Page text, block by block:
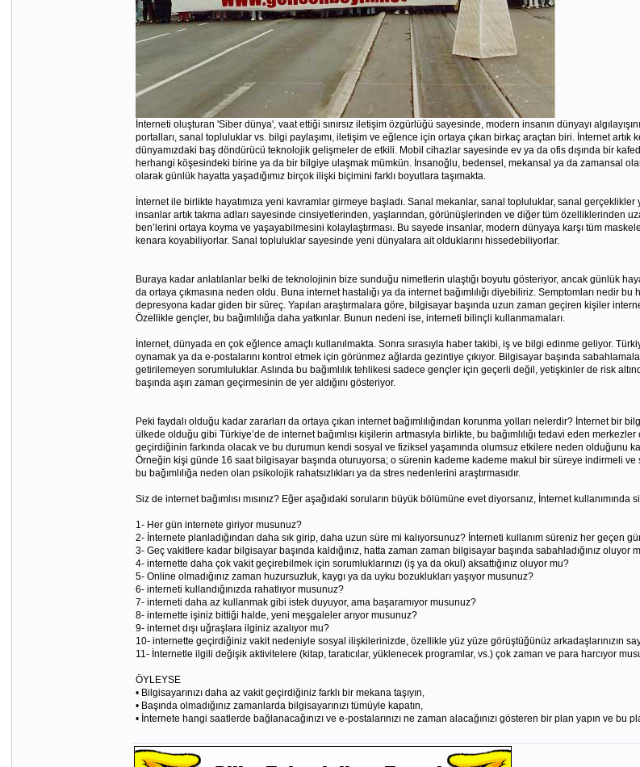
İnterneti oluşturan 'Siber dünya', vaat ettiği sınırsız iletişim özgürlüğü sayesinde, modern insanın dünyayı
portalları, sanal topluluklar vs. bilgi paylaşımı, iletişim ve eğlence için ortaya çıkan birkaç araçtan biri. İnternet
dünyamızdaki baş döndürücü teknolojik gelişmeler de etkili. Mobil cihazlar sayesinde ev ya da ofis dışında bir
herhangi köşesindeki birine ya da bir bilgiye ulaşmak mümkün. İnsanoğlu, bedensel, mekansal ya da zamansal
olarak günlük hayatta yaşadığımız birçok ilişki biçimini farklı boyutlara taşımakta.
İnternet ile birlikte hayatımıza yeni kavramlar girmeye başladı. Sanal mekanlar, sanal topluluklar, sanal
insanlar artık takma adları sayesinde cinsiyetlerinden, yaşlarından, görünüşlerinden ve diğer tüm özelliklerinden
ben’lerini ortaya koyma ve yaşayabilmesini kolaylaştırması. Bu sayede insanlar, modern dünyaya karşı tüm
kenara koyabiliyorlar. Sanal topluluklar sayesinde yeni dünyalara ait olduklarını hissedebiliyorlar.
Buraya kadar anlatılanlar belki de teknolojinin bize sunduğu nimetlerin ulaştığı boyutu gösteriyor, ancak günlük
da ortaya çıkmasına neden oldu. Buna internet hastalığı ya da internet bağımlılığı diyebiliriz. Semptomları nedir
depresyona kadar giden bir süreç. Yapılan araştırmalara göre, bilgisayar başında uzun zaman geçiren kişiler
Özellikle gençler, bu bağımlılığa daha yatkınlar. Bunun nedeni ise, interneti bilinçli kullanmamaları.
İnternet, dünyada en çok eğlence amaçlı kullanılmakta. Sonra sırasıyla haber takibi, iş ve bilgi edinme geliyor.
oynamak ya da e-postalarını kontrol etmek için görünmez ağlarda gezintiye çıkıyor. Bilgisayar başında
getirilemeyen sorumluluklar. Aslında bu bağımlılık tehlikesi sadece gençler için geçerli değil, yetişkinler de risk
başında aşırı zaman geçirmesinin de yer aldığını gösteriyor.
Peki faydalı olduğu kadar zararları da ortaya çıkan internet bağımlılığından korunma yolları nelerdir? İnternet bir
ülkede olduğu gibi Türkiye’de de internet bağımlısı kişilerin artmasıyla birlikte, bu bağımlılığı tedavi eden
geçirdiğinin farkında olacak ve bu durumun kendi sosyal ve fiziksel yaşamında olumsuz etkilere neden olduğunu
Örneğin kişi günde 16 saat bilgisayar başında oturuyorsa; o sürenin kademe kademe makul bir süreye indirmeli
bu bağımlılığa neden olan psikolojik rahatsızlıkları ya da stres nedenlerini araştırmasıdır.
Siz de internet bağımlısı mısınız? Eğer aşağıdaki soruların büyük bölümüne evet diyorsanız, İnternet
1- Her gün internete giriyor musunuz?
2- İnternete planladığından daha sık girip, daha uzun süre mi kalıyorsunuz? İnterneti kullanım süreniz her geçen
3- Geç vakitlere kadar bilgisayar başında kaldığınız, hatta zaman zaman bilgisayar başında sabahladığınız oluyor
4- internette daha çok vakit geçirebilmek için sorumluklarınızı (iş ya da okul) aksattığınız oluyor mu?
5- Online olmadığınız zaman huzursuzluk, kaygı ya da uyku bozuklukları yaşıyor musunuz?
6- interneti kullandığınızda rahatlıyor musunuz?
7- interneti daha az kullanmak gibi istek duyuyor, ama başaramıyor musunuz?
8- internette işiniz bittiği halde, yeni meşgaleler arıyor musunuz?
9- internet dışı uğraşlara ilginiz azalıyor mu?
10- internette geçirdiğiniz vakit nedeniyle sosyal ilişkilerinizde, özellikle yüz yüze görüştüğünüz arkadaşlarınızın
11- İnternetle ilgili değişik aktivitelere (kitap, taratıcılar, yüklenecek programlar, vs.) çok zaman ve para harcıyor
ÖYLEYSE
• Bilgisayarınızı daha az vakit geçirdiğiniz farklı bir mekana taşıyın,
• Başında olmadığınız zamanlarda bilgisayarınızı tümüyle kapatın,
• İnternete hangi saatlerde bağlanacağınızı ve e-postalarınızı ne zaman alacağınızı gösteren bir plan yapın ve bu